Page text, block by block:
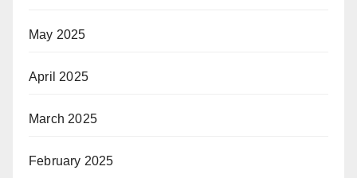
May 2025
April 2025
March 2025
February 2025